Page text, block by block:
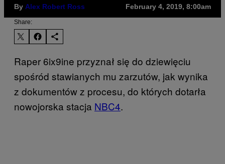
By Alex Robert Ross February 4, 2019, 8:00am
Share:
Raper 6ix9ine przyznał się do dziewięciu
spośród stawianych mu zarzutów, jak wynika
z dokumentów z procesu, do których dotarła
nowojorska stacja NBC4.